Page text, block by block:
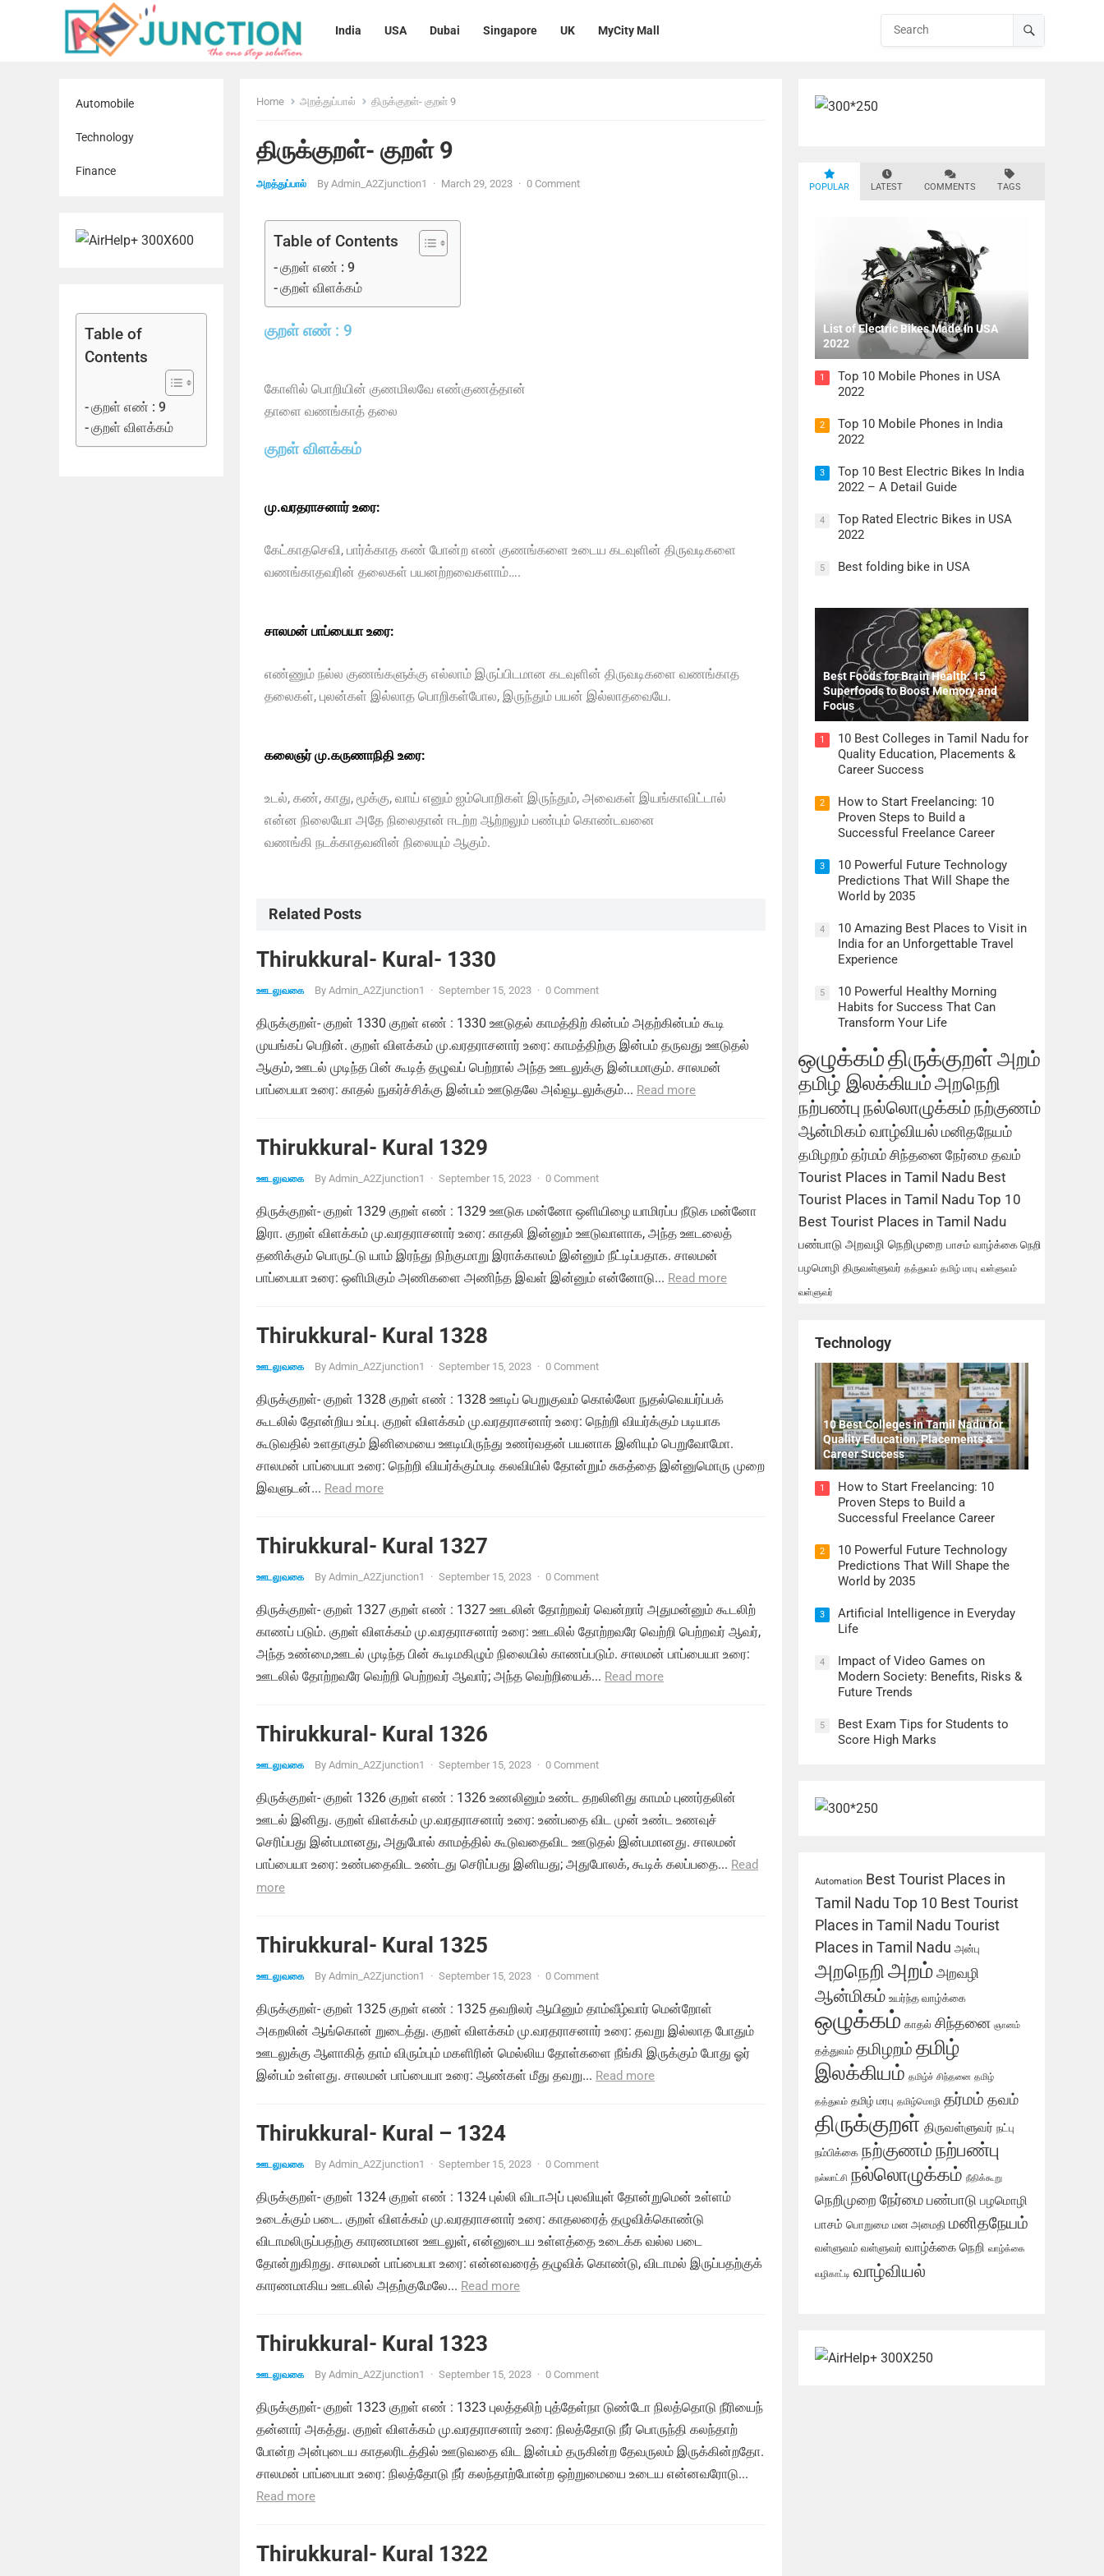
India USA Dubai Singapore UK MyCity Mall
Automobile
Technology
Finance
Table of
Contents
குறள் எண் : 9
குறள் விளக்கம்
Home அறத்துப்பால் திருக்குறள்- குறள் 9
திருக்குறள்- குறள் 9
அறத்துப்பால் By Admin_A2Zjunction1 · March 29, 2023 · 0 Comment
Table of Contents
குறள் எண் : 9
குறள் விளக்கம்
குறள் எண் : 9
கோளில் பொறியின் குணமிலவே எண்குணத்தான்
தாளை வணங்காத் தலை
குறள் விளக்கம்
மு.வரதராசனார் உரை:
கேட்காதசெவி, பார்க்காத கண் போன்ற எண் குணங்களை உடைய கடவுளின் திருவடிகளை
வணங்காதவரின் தலைகள் பயனற்றவைகளாம்….
சாலமன் பாப்பையா உரை:
எண்ணும் நல்ல குணங்களுக்கு எல்லாம் இருப்பிடமான கடவுளின் திருவடிகளை வணங்காத
தலைகள், புலன்கள் இல்லாத பொறிகள்போல, இருந்தும் பயன் இல்லாதவையே.
கலைஞர் மு.கருணாநிதி உரை:
உடல், கண், காது, மூக்கு, வாய் எனும் ஐம்பொறிகள் இருந்தும், அவைகள் இயங்காவிட்டால்
என்ன நிலையோ அதே நிலைதான் ஈடற்ற ஆற்றலும் பண்பும் கொண்டவனை
வணங்கி நடக்காதவனின் நிலையும் ஆகும்.
Related Posts
Thirukkural- Kural- 1330
ஊடலுவகை By Admin_A2Zjunction1 · September 15, 2023 · 0 Comment
திருக்குறள்- குறள் 1330 குறள் எண் : 1330 ஊடுதல் காமத்திற் கின்பம் அதற்கின்பம் கூடி
முயங்கப் பெறின். குறள் விளக்கம் மு.வரதராசனார் உரை: காமத்திற்கு இன்பம் தருவது ஊடுதல்
ஆகும், ஊடல் முடிந்த பின் கூடித் தழுவப் பெற்றால் அந்த ஊடலுக்கு இன்பமாகும். சாலமன்
பாப்பையா உரை: காதல் நுகர்ச்சிக்கு இன்பம் ஊடுதலே அவ்வூடலுக்கும்... Read more
Thirukkural- Kural 1329
ஊடலுவகை By Admin_A2Zjunction1 · September 15, 2023 · 0 Comment
திருக்குறள்- குறள் 1329 குறள் எண் : 1329 ஊடுக மன்னோ ஒளியிழை யாமிரப்ப நீடுக மன்னோ
இரா. குறள் விளக்கம் மு.வரதராசனார் உரை: காதலி இன்னும் ஊடுவாளாக, அந்த ஊடலைத்
தணிக்கும் பொருட்டு யாம் இரந்து நிற்குமாறு இராக்காலம் இன்னும் நீட்டிப்பதாக. சாலமன்
பாப்பையா உரை: ஒளிமிகும் அணிகளை அணிந்த இவள் இன்னும் என்னோடு... Read more
Thirukkural- Kural 1328
ஊடலுவகை By Admin_A2Zjunction1 · September 15, 2023 · 0 Comment
திருக்குறள்- குறள் 1328 குறள் எண் : 1328 ஊடிப் பெறுகுவம் கொல்லோ நுதல்வெயர்ப்பக்
கூடலில் தோன்றிய உப்பு. குறள் விளக்கம் மு.வரதராசனார் உரை: நெற்றி வியர்க்கும் படியாக
கூடுவதில் உளதாகும் இனிமையை ஊடியிருந்து உணர்வதன் பயனாக இனியும் பெறுவோமோ.
சாலமன் பாப்பையா உரை: நெற்றி வியர்க்கும்படி கலவியில் தோன்றும் சுகத்தை இன்னுமொரு முறை
இவளுடன்... Read more
Thirukkural- Kural 1327
ஊடலுவகை By Admin_A2Zjunction1 · September 15, 2023 · 0 Comment
திருக்குறள்- குறள் 1327 குறள் எண் : 1327 ஊடலின் தோற்றவர் வென்றார் அதுமன்னும் கூடலிற்
காணப் படும். குறள் விளக்கம் மு.வரதராசனார் உரை: ஊடலில் தோற்றவரே வெற்றி பெற்றவர் ஆவர்,
அந்த உண்மை,ஊடல் முடிந்த பின் கூடிமகிழும் நிலையில் காணப்படும். சாலமன் பாப்பையா உரை:
ஊடலில் தோற்றவரே வெற்றி பெற்றவர் ஆவார்; அந்த வெற்றியைக்... Read more
Thirukkural- Kural 1326
ஊடலுவகை By Admin_A2Zjunction1 · September 15, 2023 · 0 Comment
திருக்குறள்- குறள் 1326 குறள் எண் : 1326 உணலினும் உண்ட தறலினிது காமம் புணர்தலின்
ஊடல் இனிது. குறள் விளக்கம் மு.வரதராசனார் உரை: உண்பதை விட முன் உண்ட உணவுச்
செரிப்பது இன்பமானது, அதுபோல் காமத்தில் கூடுவதைவிட ஊடுதல் இன்பமானது. சாலமன்
பாப்பையா உரை: உண்பதைவிட உண்டது செரிப்பது இனியது; அதுபோலக், கூடிக் கலப்பதை... Read
more
Thirukkural- Kural 1325
ஊடலுவகை By Admin_A2Zjunction1 · September 15, 2023 · 0 Comment
திருக்குறள்- குறள் 1325 குறள் எண் : 1325 தவறிலர் ஆயினும் தாம்வீழ்வார் மென்றோள்
அகறலின் ஆங்கொன் றுடைத்து. குறள் விளக்கம் மு.வரதராசனார் உரை: தவறு இல்லாத போதும்
ஊடலுக்கு ஆளாகித் தாம் விரும்பும் மகளிரின் மெல்லிய தோள்களை நீங்கி இருக்கும் போது ஓர்
இன்பம் உள்ளது. சாலமன் பாப்பையா உரை: ஆண்கள் மீது தவறு... Read more
Thirukkural- Kural – 1324
ஊடலுவகை By Admin_A2Zjunction1 · September 15, 2023 · 0 Comment
திருக்குறள்- குறள் 1324 குறள் எண் : 1324 புல்லி விடாஅப் புலவியுள் தோன்றுமென் உள்ளம்
உடைக்கும் படை. குறள் விளக்கம் மு.வரதராசனார் உரை: காதலரைத் தழுவிக்கொண்டு
விடாமலிருப்பதற்கு காரணமான ஊடலுள், என்னுடைய உள்ளத்தை உடைக்க வல்ல படை
தோன்றுகிறது. சாலமன் பாப்பையா உரை: என்னவரைத் தழுவிக் கொண்டு, விடாமல் இருப்பதற்குக்
காரணமாகிய ஊடலில் அதற்குமேலே... Read more
Thirukkural- Kural 1323
ஊடலுவகை By Admin_A2Zjunction1 · September 15, 2023 · 0 Comment
திருக்குறள்- குறள் 1323 குறள் எண் : 1323 புலத்தலிற் புத்தேள்நா டுண்டோ நிலத்தொடு நீரியைந்
தன்னார் அகத்து. குறள் விளக்கம் மு.வரதராசனார் உரை: நிலத்தோடு நீர் பொருந்தி கலந்தாற்
போன்ற அன்புடைய காதலரிடத்தில் ஊடுவதை விட இன்பம் தருகின்ற தேவருலம் இருக்கின்றதோ.
சாலமன் பாப்பையா உரை: நிலத்தோடு நீர் கலந்தாற்போன்ற ஒற்றுமையை உடைய என்னவரோடு...
Read more
Thirukkural- Kural 1322
POPULAR LATEST COMMENTS TAGS
List of Electric Bikes Made In USA
2022
1
Top 10 Mobile Phones in USA
2022
2
Top 10 Mobile Phones in India
2022
3
Top 10 Best Electric Bikes In India
2022 – A Detail Guide
4
Top Rated Electric Bikes in USA
2022
5 Best folding bike in USA
Best Foods for Brain Health: 15
Superfoods to Boost Memory and
Focus
1
10 Best Colleges in Tamil Nadu for
Quality Education, Placements &
Career Success
2
How to Start Freelancing: 10
Proven Steps to Build a
Successful Freelance Career
3
10 Powerful Future Technology
Predictions That Will Shape the
World by 2035
4
10 Amazing Best Places to Visit in
India for an Unforgettable Travel
Experience
5
10 Powerful Healthy Morning
Habits for Success That Can
Transform Your Life
ஒழுக்கம்திருக்குறள்அறம்
தமிழ் இலக்கியம்அறநெறி
நற்பண்பு நல்லொழுக்கம் நற்குணம்
ஆன்மிகம் வாழ்வியல்மனிதநேயம்
தமிழறம்தர்மம் சிந்தனை நேர்மை தவம்
Tourist Places in Tamil Nadu Best
Tourist Places in Tamil Nadu Top 10
Best Tourist Places in Tamil Nadu
பண்பாடு அறவழி நெறிமுறை பாசம் வாழ்க்கை நெறி
பழமொழி திருவள்ளுவர் தத்துவம் தமிழ் மரபு வள்ளுவம்
வள்ளுவர்
Technology
10 Best Colleges in Tamil Nadu for
Quality Education, Placements &
Career Success
1
How to Start Freelancing: 10
Proven Steps to Build a
Successful Freelance Career
2
10 Powerful Future Technology
Predictions That Will Shape the
World by 2035
3
Artificial Intelligence in Everyday
Life
4
Impact of Video Games on
Modern Society: Benefits, Risks &
Future Trends
5
Best Exam Tips for Students to
Score High Marks
Automation Best Tourist Places in
Tamil Nadu Top 10 Best Tourist
Places in Tamil Nadu Tourist
Places in Tamil Nadu அன்பு
அறநெறிஅறம் அறவழி
ஆன்மிகம் உயர்ந்த வாழ்க்கை
ஒழுக்கம் காதல் சிந்தனை ஞானம்
தத்துவம் தமிழறம் தமிழ்
இலக்கியம் தமிழ்ச் சிந்தனை தமிழ்
தத்துவம் தமிழ் மரபு தமிழ்மொழி தர்மம் தவம்
திருக்குறள் திருவள்ளுவர் நட்பு
நம்பிக்கை நற்குணம் நற்பண்பு
நல்லாட்சி நல்லொழுக்கம் நீதிக்கூறு
நெறிமுறை நேர்மை பண்பாடு பழமொழி
பாசம் பொறுமை மன அமைதி மனிதநேயம்
வள்ளுவம் வள்ளுவர் வாழ்க்கை நெறி வாழ்க்கை
வழிகாட்டி வாழ்வியல்